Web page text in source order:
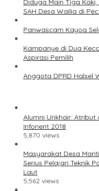
Diduga Main Tiga
SAH Desa Wailia di
Panwascam Kayoa
Kampanye di Dua
Aspirasi Pemilih
Anggota DPRD Halsel
Alumni Unkhair: Atribut
Inforient 2018
5,870 views
Masyarakat Desa
Serius Pelajari Teknik
Laut
5,562 views